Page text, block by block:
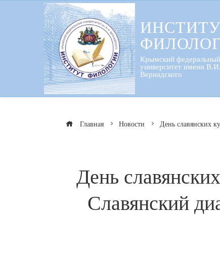
Крымский федеральный
университет имени В.И.
Вернадского
Главная Новости День славянских
День
Славянский